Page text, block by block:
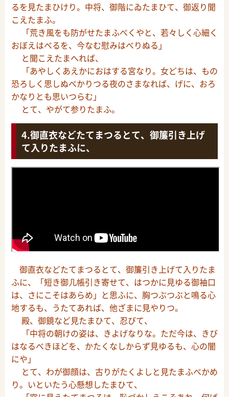
るを見たまひけり。中将、御階にゐたまひて、御返り聞
こえたまふ。
「荒き風をも防がせたまふべくやと、若々しく心細く
おぼえはべるを、今なむ慰みはべりぬる」
と聞こえたまへれば、
「あやしくあえかにおはする宮なり。女どちは、もの
恐ろしく思しぬべかりつる夜のさまなれば、げに、おろ
かなりとも思いつらむ」
とて、やがて参りたまふ。
御直衣などたてまつるとて、御簾引き上げ
て入りたまふに、
御直衣などたてまつるとて、御簾引き上げて入りたま
ふに、「短き御几帳引き寄せて、はつかに見ゆる御袖口
は、さにこそはあらめ」と思ふに、胸つぶつぶと鳴る心
地するも、うたてあれば、他ざまに見やりつ。
殿、御鏡など見たまひて、忍びて、
「中将の朝けの姿は、きよげなりな。ただ今は、きび
はなるべきほどを、かたくなしからず見ゆるも、心の闇
にや」
とて、わが御顔は、古りがたくよしと見たまふべかめ
り。いといたう心懸想したまひて、